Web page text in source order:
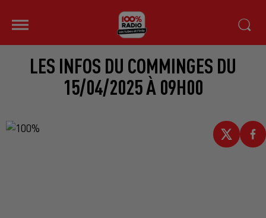
LES INFOS DU COMMINGES DU
15/04/2025 À 09H00